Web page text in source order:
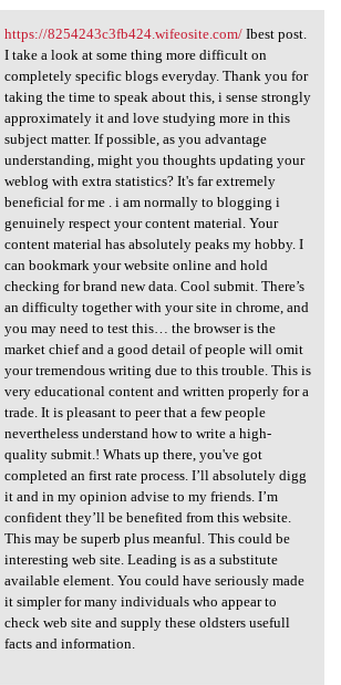
8254243c3fb424
https://8254243c3fb424.wifeosite.com/Ibest post.
I take a look at some thing more difficult on
completely specific blogs everyday. Thank you for
taking the time to speak about this, i sense strongly
approximately it and love studying more in this
subject matter. If possible, as you advantage
understanding, might you thoughts updating your
weblog with extra statistics? It's far extremely
beneficial for me . i am normally to blogging i
genuinely respect your content material. Your
content material has absolutely peaks my hobby. I
can bookmark your website online and hold
checking for brand new data. Cool submit. There’s
an difficulty together with your site in chrome, and
you may need to test this… the browser is the
market chief and a good detail of people will omit
your tremendous writing due to this trouble. This is
very educational content and written properly for a
trade. It is pleasant to peer that a few people
nevertheless understand how to write a high-
quality submit.! Whats up there, you've got
completed an first rate process. I’ll absolutely digg
it and in my opinion advise to my friends. I’m
confident they’ll be benefited from this website.
This may be superb plus meanful. This could be
interesting web site. Leading is as a substitute
available element. You could have seriously made
it simpler for many individuals who appear to
check web site and supply these oldsters usefull
facts and information.